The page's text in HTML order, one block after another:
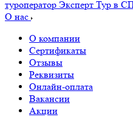
О нас
О компании
Сертификаты
Отзывы
Реквизиты
Онлайн-оплата
Вакансии
Акции